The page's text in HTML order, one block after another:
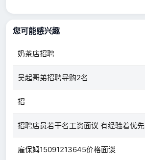
您可能感兴趣
奶茶店招聘
吴起哥弟招聘导购2名
招
招聘店员若干名工资面议 有经验着优先
雇保姆15091213645价格面谈